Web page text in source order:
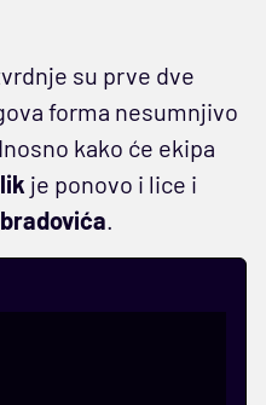
su prve dve
forma nesumnjivo
kako će ekipa
je ponovo i lice i
.